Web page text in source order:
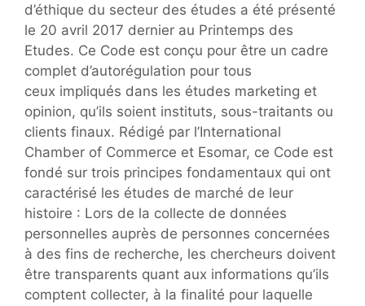
d’éthique du secteur des études a été présenté
le 20 avril 2017 dernier au Printemps des
Etudes. Ce Code est conçu pour être un cadre
complet d’autorégulation pour tous
ceux impliqués dans les études marketing et
opinion, qu’ils soient instituts, sous-traitants ou
clients finaux. Rédigé par l’International
Chamber of Commerce et Esomar, ce Code est
fondé sur trois principes fondamentaux qui ont
caractérisé les études de marché de leur
histoire : Lors de la collecte de données
personnelles auprès de personnes concernées
à des fins de recherche, les chercheurs doivent
être transparents quant aux informations qu’ils
comptent collecter, à la finalité pour laquelle